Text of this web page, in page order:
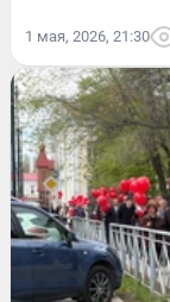
1 мая, 2026, 21:30